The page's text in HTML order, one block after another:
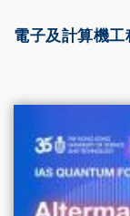
電子及計算機工